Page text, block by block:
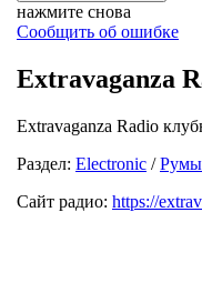
нажмите снова
Сообщить об ошибке
Extravaganza
Extravaganza Radio
Раздел: Electronic /
Сайт радио: https://